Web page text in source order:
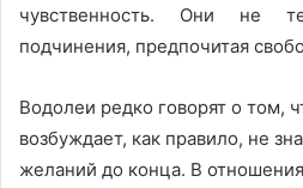
чувственность. Они не
подчинения, предпочитая
Водолеи редко говорят о том,
возбуждает, как правило, не
желаний до конца. В